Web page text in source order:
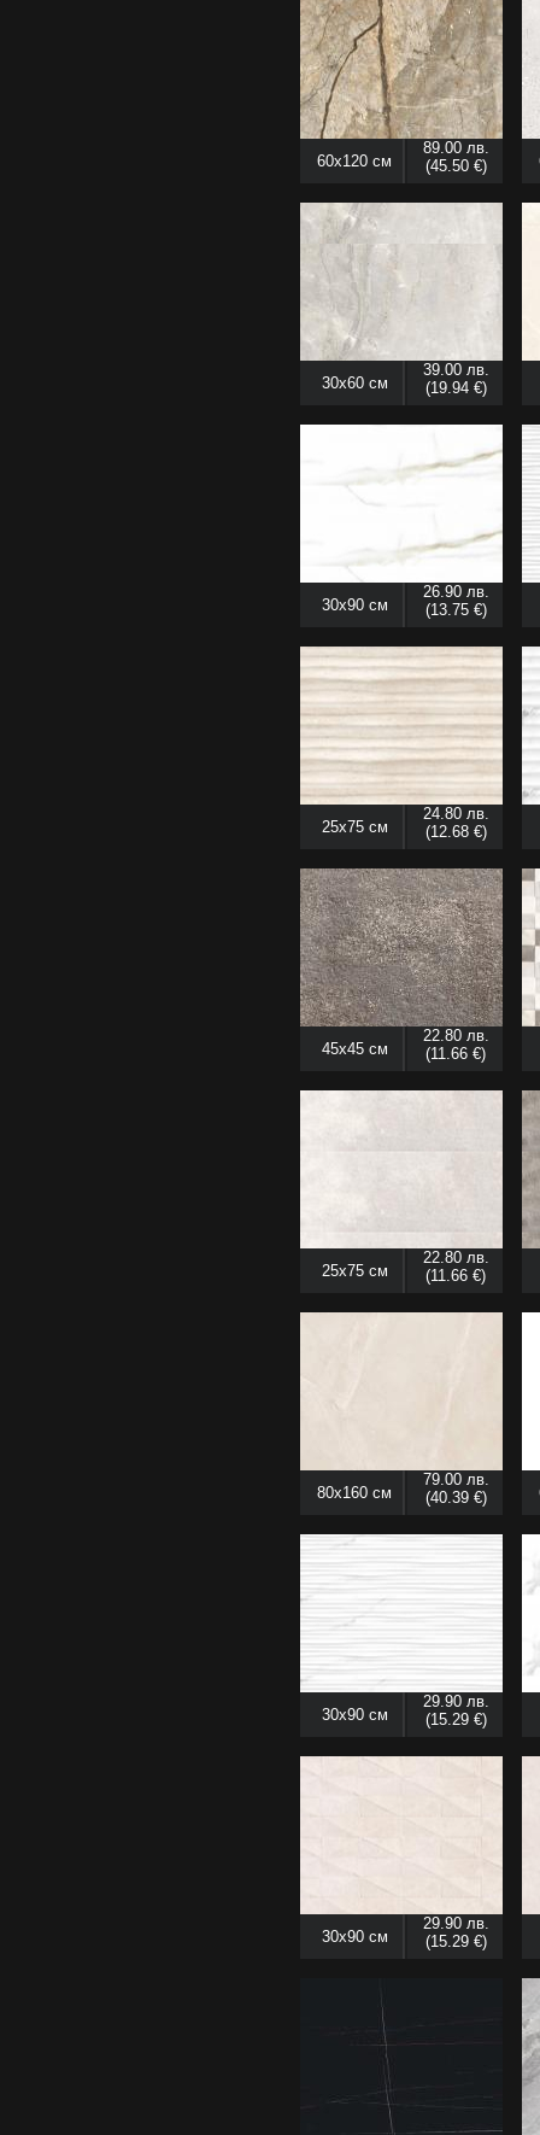
60x120 см
89.00 лв.
(45.50 €)
30x60 см
39.00 лв.
(19.94 €)
30x90 см
26.90 лв.
(13.75 €)
25x75 см
24.80 лв.
(12.68 €)
45x45 см
22.80 лв.
(11.66 €)
25x75 см
22.80 лв.
(11.66 €)
80x160 см
79.00 лв.
(40.39 €)
30x90 см
29.90 лв.
(15.29 €)
30x90 см
29.90 лв.
(15.29 €)